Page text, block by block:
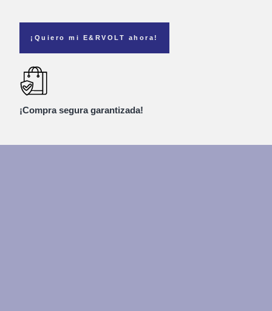
¡Quiero mi E&RVOLT ahora!
¡Compra segura garantizada!